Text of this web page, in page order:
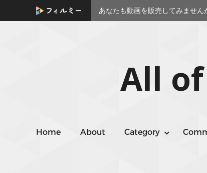
あなたも動画を販売してみません
All
Home About Category